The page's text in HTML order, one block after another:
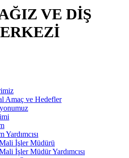
VE DİŞ
Amaç ve Hedefler
Yardımcısı
İşler Müdürü
İşler Müdür Yardımcısı